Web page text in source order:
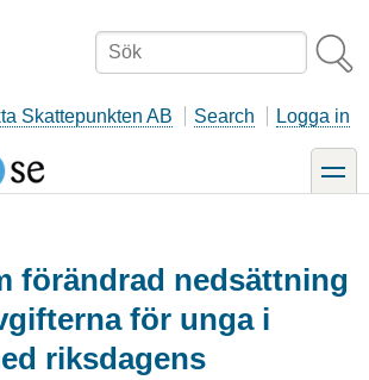
Sök
Skattepunkten AB Search Logga in
toggle
förändrad nedsättning
för unga i
riksdagens